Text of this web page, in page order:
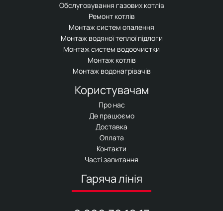
Обслуговування газових котлів
Ремонт котлів
Монтаж систем опалення
Монтаж водяної теплої підлоги
Монтаж систем водоочистки
Монтаж котлів
Монтаж водонагрівачів
Користувачам
Про нас
Де працюємо
Доставка
Оплата
Контакти
Часті запитання
Гаряча лінія